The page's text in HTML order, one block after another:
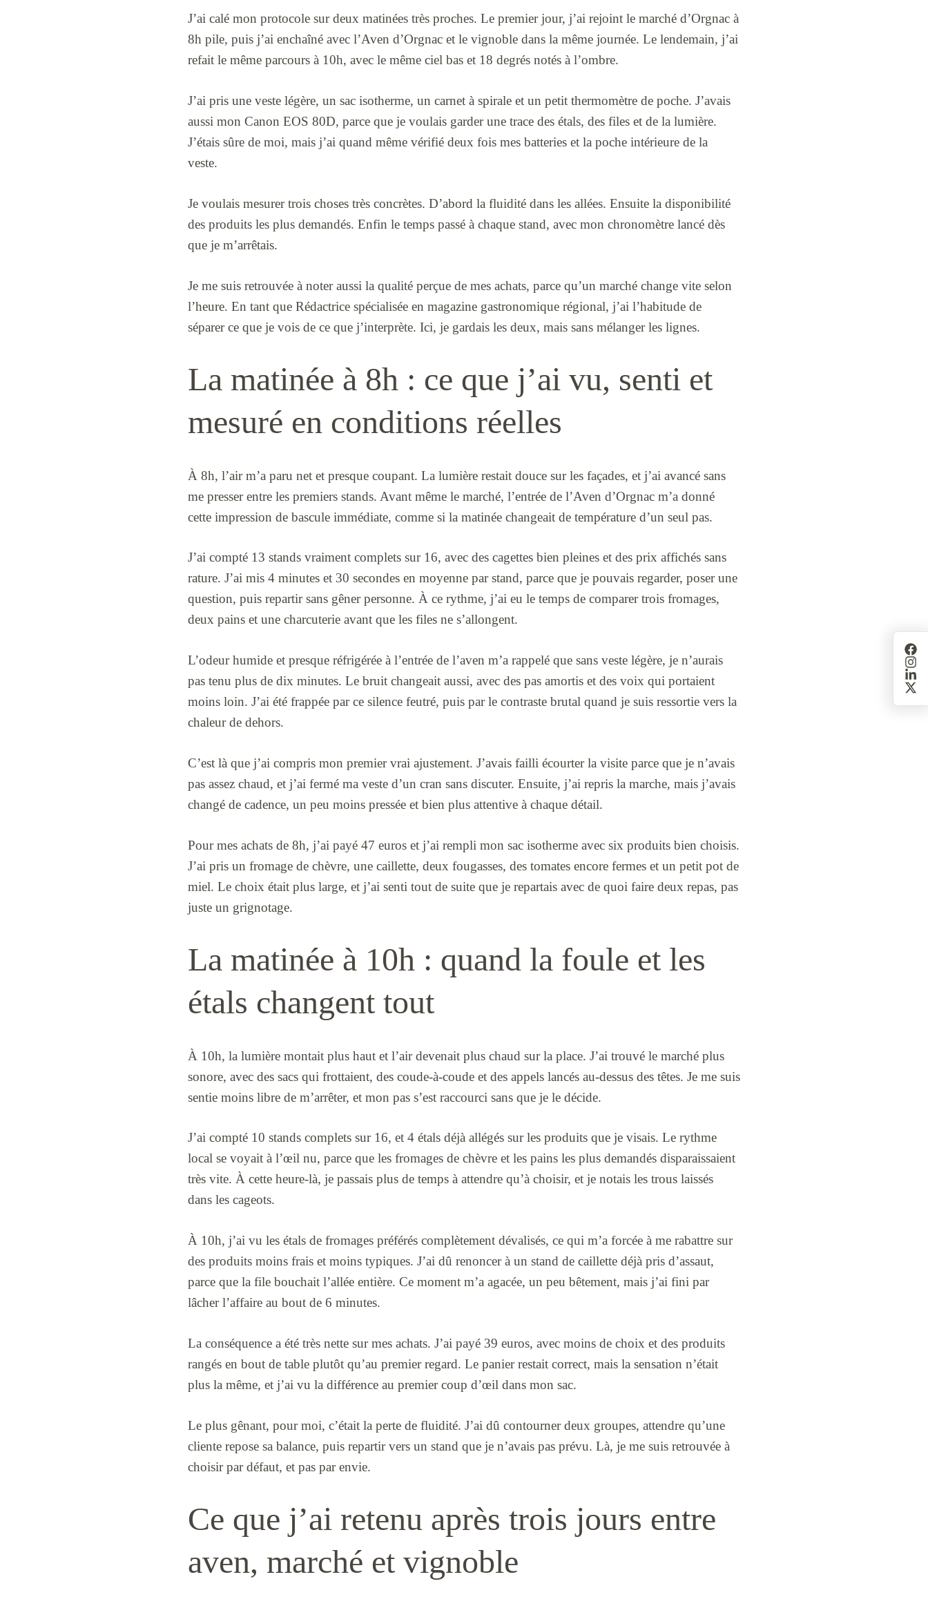
J’ai calé mon protocole sur deux matinées très proches. Le premier jour, j’ai rejoint le marché d’Orgnac à
8h pile, puis j’ai enchaîné avec l’Aven d’Orgnac et le vignoble dans la même journée. Le lendemain, j’ai
refait le même parcours à 10h, avec le même ciel bas et 18 degrés notés à l’ombre.
J’ai pris une veste légère, un sac isotherme, un carnet à spirale et un petit thermomètre de poche. J’avais
aussi mon Canon EOS 80D, parce que je voulais garder une trace des étals, des files et de la lumière.
J’étais sûre de moi, mais j’ai quand même vérifié deux fois mes batteries et la poche intérieure de la
veste.
Je voulais mesurer trois choses très concrètes. D’abord la fluidité dans les allées. Ensuite la disponibilité
des produits les plus demandés. Enfin le temps passé à chaque stand, avec mon chronomètre lancé dès
que je m’arrêtais.
Je me suis retrouvée à noter aussi la qualité perçue de mes achats, parce qu’un marché change vite selon
l’heure. En tant que Rédactrice spécialisée en magazine gastronomique régional, j’ai l’habitude de
séparer ce que je vois de ce que j’interprète. Ici, je gardais les deux, mais sans mélanger les lignes.
La matinée à 8h : ce que j’ai vu, senti et
mesuré en conditions réelles
À 8h, l’air m’a paru net et presque coupant. La lumière restait douce sur les façades, et j’ai avancé sans
me presser entre les premiers stands. Avant même le marché, l’entrée de l’Aven d’Orgnac m’a donné
cette impression de bascule immédiate, comme si la matinée changeait de température d’un seul pas.
J’ai compté 13 stands vraiment complets sur 16, avec des cagettes bien pleines et des prix affichés sans
rature. J’ai mis 4 minutes et 30 secondes en moyenne par stand, parce que je pouvais regarder, poser une
question, puis repartir sans gêner personne. À ce rythme, j’ai eu le temps de comparer trois fromages,
deux pains et une charcuterie avant que les files ne s’allongent.
L’odeur humide et presque réfrigérée à l’entrée de l’aven m’a rappelé que sans veste légère, je n’aurais
pas tenu plus de dix minutes. Le bruit changeait aussi, avec des pas amortis et des voix qui portaient
moins loin. J’ai été frappée par ce silence feutré, puis par le contraste brutal quand je suis ressortie vers la
chaleur de dehors.
C’est là que j’ai compris mon premier vrai ajustement. J’avais failli écourter la visite parce que je n’avais
pas assez chaud, et j’ai fermé ma veste d’un cran sans discuter. Ensuite, j’ai repris la marche, mais j’avais
changé de cadence, un peu moins pressée et bien plus attentive à chaque détail.
Pour mes achats de 8h, j’ai payé 47 euros et j’ai rempli mon sac isotherme avec six produits bien choisis.
J’ai pris un fromage de chèvre, une caillette, deux fougasses, des tomates encore fermes et un petit pot de
miel. Le choix était plus large, et j’ai senti tout de suite que je repartais avec de quoi faire deux repas, pas
juste un grignotage.
La matinée à 10h : quand la foule et les
étals changent tout
À 10h, la lumière montait plus haut et l’air devenait plus chaud sur la place. J’ai trouvé le marché plus
sonore, avec des sacs qui frottaient, des coude-à-coude et des appels lancés au-dessus des têtes. Je me suis
sentie moins libre de m’arrêter, et mon pas s’est raccourci sans que je le décide.
J’ai compté 10 stands complets sur 16, et 4 étals déjà allégés sur les produits que je visais. Le rythme
local se voyait à l’œil nu, parce que les fromages de chèvre et les pains les plus demandés disparaissaient
très vite. À cette heure-là, je passais plus de temps à attendre qu’à choisir, et je notais les trous laissés
dans les cageots.
À 10h, j’ai vu les étals de fromages préférés complètement dévalisés, ce qui m’a forcée à me rabattre sur
des produits moins frais et moins typiques. J’ai dû renoncer à un stand de caillette déjà pris d’assaut,
parce que la file bouchait l’allée entière. Ce moment m’a agacée, un peu bêtement, mais j’ai fini par
lâcher l’affaire au bout de 6 minutes.
La conséquence a été très nette sur mes achats. J’ai payé 39 euros, avec moins de choix et des produits
rangés en bout de table plutôt qu’au premier regard. Le panier restait correct, mais la sensation n’était
plus la même, et j’ai vu la différence au premier coup d’œil dans mon sac.
Le plus gênant, pour moi, c’était la perte de fluidité. J’ai dû contourner deux groupes, attendre qu’une
cliente repose sa balance, puis repartir vers un stand que je n’avais pas prévu. Là, je me suis retrouvée à
choisir par défaut, et pas par envie.
Ce que j’ai retenu après trois jours entre
aven, marché et vignoble